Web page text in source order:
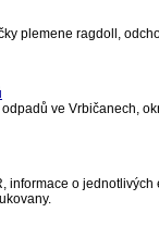
plemene ragdoll,
ve Vrbičanech,
informace o